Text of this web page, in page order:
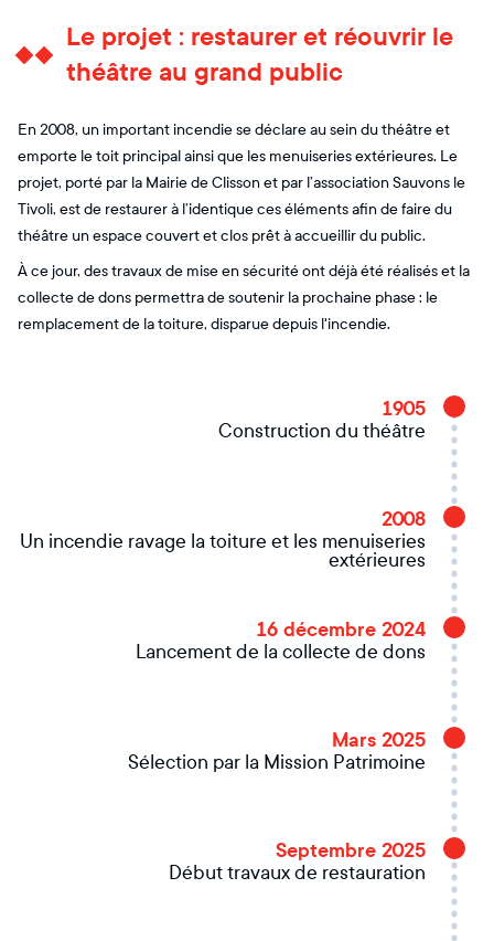
Le projet : restaurer et réouvrir le
théâtre au grand public
En 2008, un important incendie se déclare au sein du théâtre et
emporte le toit principal ainsi que les menuiseries extérieures. Le
projet, porté par la Mairie de Clisson et par l’association Sauvons le
Tivoli, est de restaurer à l’identique ces éléments afin de faire du
théâtre un espace couvert et clos prêt à accueillir du public.
À ce jour, des travaux de mise en sécurité ont déjà été réalisés et la
collecte de dons permettra de soutenir la prochaine phase : le
remplacement de la toiture, disparue depuis l'incendie.
1905
Construction du théâtre
2008
Un incendie ravage la toiture et les menuiseries
extérieures
16 décembre 2024
Lancement de la collecte de dons
Mars 2025
Sélection par la Mission Patrimoine
Septembre 2025
Début travaux de restauration